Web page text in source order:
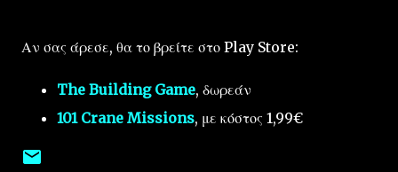
Αν σας άρεσε, θα το βρείτε στο Play Store:
The Building Game, δωρεάν
101 Crane Missions, με κόστος 1,99€